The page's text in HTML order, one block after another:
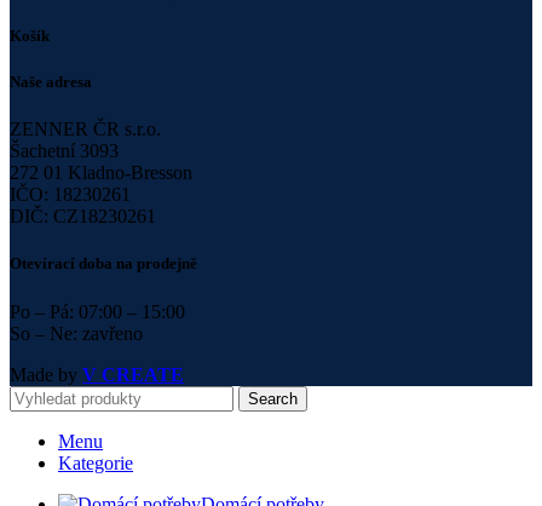
Košík
Naše adresa
ZENNER ČR s.r.o.
Šachetní 3093
272 01 Kladno-Bresson
IČO: 18230261
DIČ: CZ18230261
Otevírací doba na prodejně
Po – Pá: 07:00 – 15:00
So – Ne: zavřeno
Made by V CREATE
Search
Menu
Kategorie